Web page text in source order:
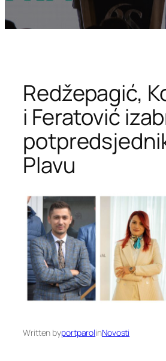
Redžepagić,
i Feratović
Plavu
Written byportparolinNovosti